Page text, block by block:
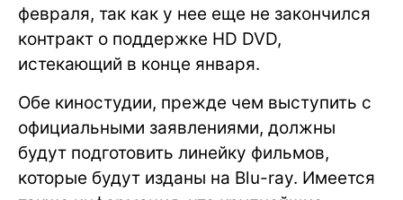
февраля, так как у нее еще не закончился
контракт о поддержке HD DVD,
истекающий в конце января.
Обе киностудии, прежде чем выступить с
официальными заявлениями, должны
будут подготовить линейку фильмов,
которые будут изданы на Blu-ray. Имеется